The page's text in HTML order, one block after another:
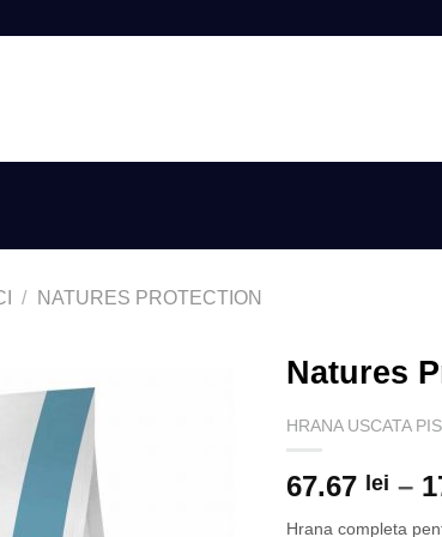
/ NATURES PROTECTION
Natures
HRANA USCATA
67.67 lei –
Hrana completa